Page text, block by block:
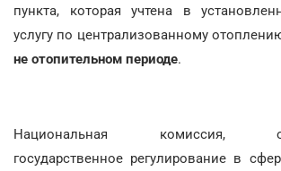
пункта, которая учтена в
услугу по централизованному
не отопительном периоде.
Национальная комиссия,
государственное регулирование в